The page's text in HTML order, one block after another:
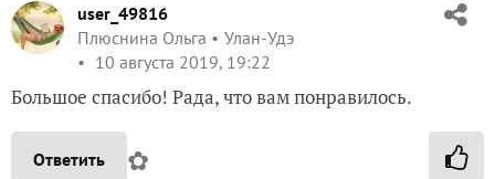
user_49816
Плюснина Ольга
Улан-Удэ
10 августа 2019, 19:22
Большое спасибо! Рада, что вам понравилось.
Ответить ✿